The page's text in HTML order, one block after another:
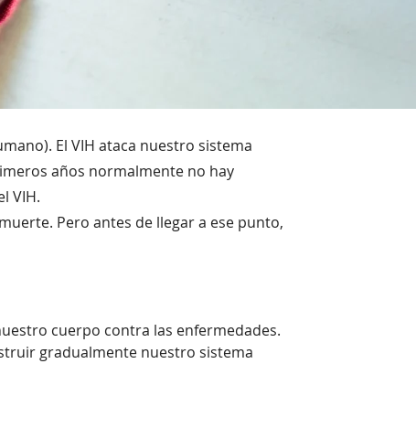
El VIH ataca nuestro sistema
años normalmente no hay
VIH.
Pero antes de llegar a ese punto,
cuerpo contra las enfermedades.
gradualmente nuestro sistema